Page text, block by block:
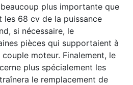
beaucoup plus importante que
les 68 cv de la puissance
si nécessaire, le
pièces qui supportaient à
couple moteur. Finalement, le
plus spécialement les
le remplacement de